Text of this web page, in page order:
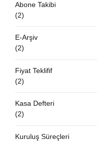
Abone Takibi
(2)
E-Arşiv
(2)
Fiyat Teklifif
(2)
Kasa Defteri
(2)
Kuruluş Süreçleri